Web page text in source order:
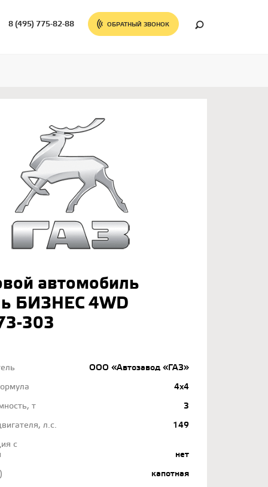
8 (495) 775-82-88 ОБРАТНЫЙ ЗВОНОК
автомобиль
БИЗНЕС 4WD
303
ООО «Автозавод «ГАЗ»
4x4
т
3
л.с.
149
с
нет
капотная